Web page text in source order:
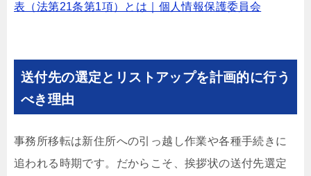
表（法第21条第1項）とは｜個人情報保護委員会
送付先の選定とリストアップを計画的に行う
べき理由
事務所移転は新住所への引っ越し作業や各種手続きに
追われる時期です。だからこそ、挨拶状の送付先選定